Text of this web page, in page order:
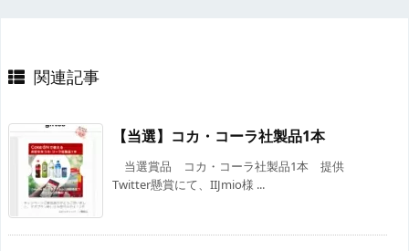
関連記事
【当選】コカ・コーラ社製品1本
当選賞品 コカ・コーラ社製品1本 提供
Twitter懸賞にて、IIJmio様 ...